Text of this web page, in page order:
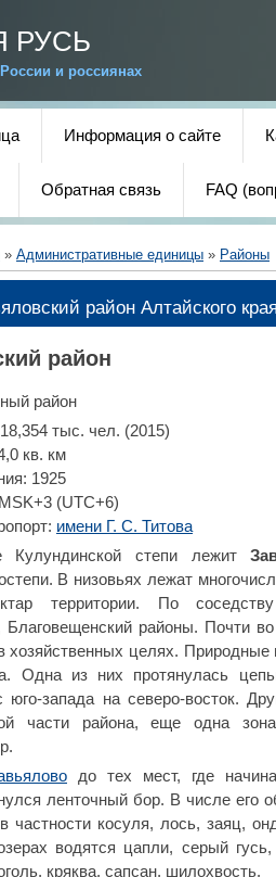
РУСЬ
и россиянах
Информация о сайте
Обратная связь FAQ
» Административные единицы » Районы
район Алтайского края
район
район
тыс. чел. (2015)
кв. км
1925
(UTC+6)
имени Г. С. Титова
Кулундинской степи лежит
В низовьях лежат
территории. По
Благовещенский районы. Почти
хозяйственных целях.
Одна из них протянулась
юго-запада на северо-восток.
части района, еще одна
до тех мест, где
ленточный бор. В числе его
частности косуля, лось, заяц,
водятся цапли, серый
кряква, сапсан, шилохвость.